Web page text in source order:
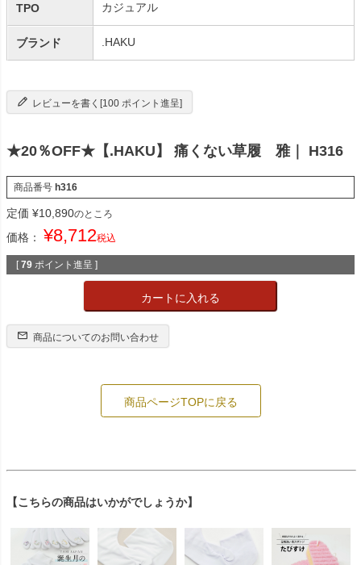
TPO カジュアル
ブランド .HAKU
レビューを書く[100 ポイント進呈]
★20％OFF★【.HAKU】 痛くない草履 雅｜ H316
商品番号 h316
定価 ¥10,890のところ
価格： ¥8,712税込
[ 79 ポイント進呈 ]
カートに入れる
商品についてのお問い合わせ
商品ページTOPに戻る
【こちらの商品はいかがでしょうか】